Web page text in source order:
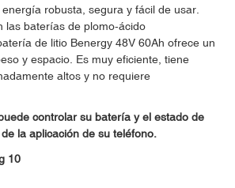
robusta, segura y fácil de usar.
las baterías de plomo-ácido
de litio Benergy 48V 60Ah ofrece un
y espacio. Es muy eficiente, tiene
altos y no requiere
controlar su batería y el estado de
la aplicación de su teléfono.